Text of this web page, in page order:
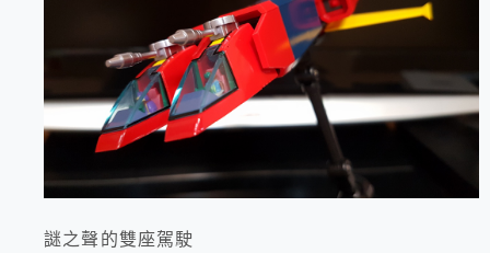
謎之聲的雙座駕駛